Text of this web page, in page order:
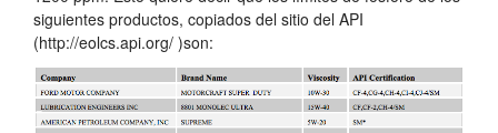
siguientes productos, copiados del sitio del API
(http://eolcs.api.org/ )son: